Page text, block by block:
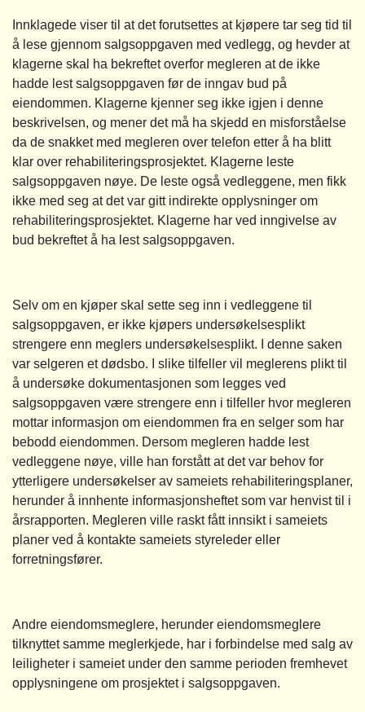
Innklagede viser til at det forutsettes at kjøpere tar seg tid til
å lese gjennom salgsoppgaven med vedlegg, og hevder at
klagerne skal ha bekreftet overfor megleren at de ikke
hadde lest salgsoppgaven før de inngav bud på
eiendommen. Klagerne kjenner seg ikke igjen i denne
beskrivelsen, og mener det må ha skjedd en misforståelse
da de snakket med megleren over telefon etter å ha blitt
klar over rehabiliteringsprosjektet. Klagerne leste
salgsoppgaven nøye. De leste også vedleggene, men fikk
ikke med seg at det var gitt indirekte opplysninger om
rehabiliteringsprosjektet. Klagerne har ved inngivelse av
bud bekreftet å ha lest salgsoppgaven.
Selv om en kjøper skal sette seg inn i vedleggene til
salgsoppgaven, er ikke kjøpers undersøkelsesplikt
strengere enn meglers undersøkelsesplikt. I denne saken
var selgeren et dødsbo. I slike tilfeller vil meglerens plikt til
å undersøke dokumentasjonen som legges ved
salgsoppgaven være strengere enn i tilfeller hvor megleren
mottar informasjon om eiendommen fra en selger som har
bebodd eiendommen. Dersom megleren hadde lest
vedleggene nøye, ville han forstått at det var behov for
ytterligere undersøkelser av sameiets rehabiliteringsplaner,
herunder å innhente informasjonsheftet som var henvist til i
årsrapporten. Megleren ville raskt fått innsikt i sameiets
planer ved å kontakte sameiets styreleder eller
forretningsfører.
Andre eiendomsmeglere, herunder eiendomsmeglere
tilknyttet samme meglerkjede, har i forbindelse med salg av
leiligheter i sameiet under den samme perioden fremhevet
opplysningene om prosjektet i salgsoppgaven.